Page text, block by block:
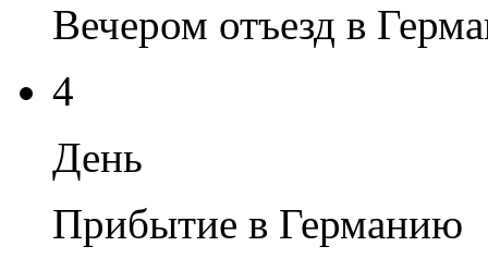
Вечером отъезд в
4
День
Прибытие в Германию